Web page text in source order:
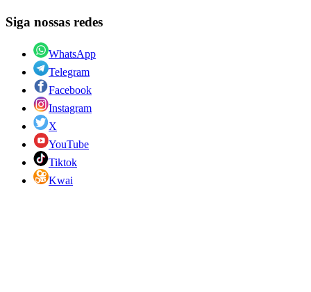
Siga nossas redes
WhatsApp
Telegram
Facebook
Instagram
X
YouTube
Tiktok
Kwai